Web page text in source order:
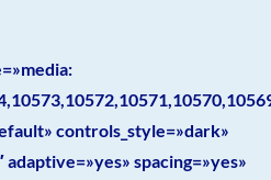
controls_style=»dark»
spacing=»yes»